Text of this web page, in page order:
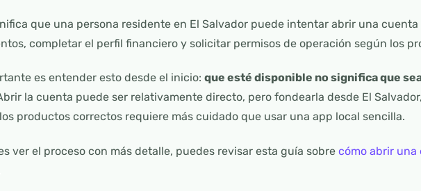
que una persona residente en El Salvador puede intentar abrir una
completar el perfil financiero y solicitar permisos de operación según los
es entender esto desde el inicio: que esté disponible no significa que
la cuenta puede ser relativamente directo, pero fondearla desde El
productos correctos requiere más cuidado que usar una app local sencilla.
ver el proceso con más detalle, puedes revisar esta guía sobre cómo abrir